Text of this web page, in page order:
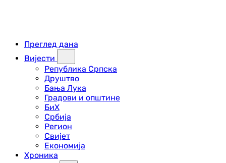
Преглед дана
Вијести
Република Српска
Друштво
Бања Лука
Градови и општине
БиХ
Србија
Регион
Свијет
Економија
Хроника